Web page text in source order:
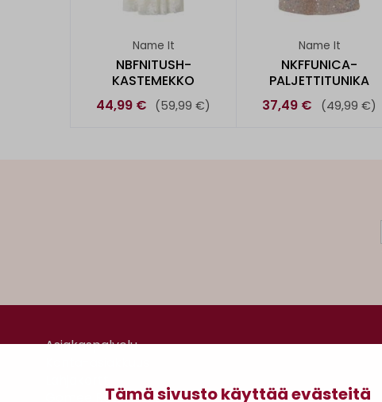
Tämä sivusto käyttää evästeitä
Name It
NBFNITUSH-
KASTEMEKKO
44,99 € (59,99 €)
Name It
NKFFUNICA-
PALJETTITUNIKA
37,49 €
(49,99 €)
Asiakaspalvelu
Gomee Ratsula Café